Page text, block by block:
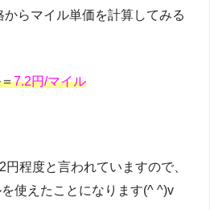
からマイル単価を計算してみる
7.2円/マイル
程度と言われていますので、
使えたことになります(^ ^)v